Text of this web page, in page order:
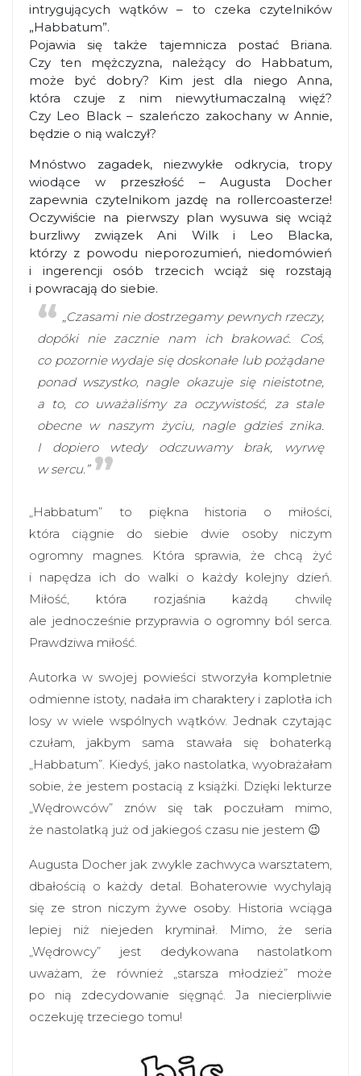
intrygujących wątków – to czeka czytelników
„Habbatum”.
Pojawia się także tajemnicza postać Briana.
Czy ten mężczyzna, należący do Habbatum,
może być dobry? Kim jest dla niego Anna,
która czuje z nim niewytłumaczalną więź?
Czy Leo Black – szaleńczo zakochany w Annie,
będzie o nią walczył?
Mnóstwo zagadek, niezwykłe odkrycia, tropy
wiodące w przeszłość – Augusta Docher
zapewnia czytelnikom jazdę na rollercoasterze!
Oczywiście na pierwszy plan wysuwa się wciąż
burzliwy związek Ani Wilk i Leo Blacka,
którzy z powodu nieporozumień, niedomówień
i ingerencji osób trzecich wciąż się rozstają
i powracają do siebie.
„Czasami nie dostrzegamy pewnych rzeczy,
dopóki nie zacznie nam ich brakować. Coś,
co pozornie wydaje się doskonałe lub pożądane
ponad wszystko, nagle okazuje się nieistotne,
a to, co uważaliśmy za oczywistość, za stale
obecne w naszym życiu, nagle gdzieś znika.
I dopiero wtedy odczuwamy brak, wyrwę
w sercu.”
„Habbatum” to piękna historia o miłości,
która ciągnie do siebie dwie osoby niczym
ogromny magnes. Która sprawia, że chcą żyć
i napędza ich do walki o każdy kolejny dzień.
Miłość, która rozjaśnia każdą chwilę
ale jednocześnie przyprawia o ogromny ból serca.
Prawdziwa miłość.
Autorka w swojej powieści stworzyła kompletnie
odmienne istoty, nadała im charaktery i zaplotła ich
losy w wiele wspólnych wątków. Jednak czytając
czułam, jakbym sama stawała się bohaterką
„Habbatum”. Kiedyś, jako nastolatka, wyobrażałam
sobie, że jestem postacią z książki. Dzięki lekturze
„Wędrowców” znów się tak poczułam mimo,
że nastolatką już od jakiegoś czasu nie jestem 😉
Augusta Docher jak zwykle zachwyca warsztatem,
dbałością o każdy detal. Bohaterowie wychylają
się ze stron niczym żywe osoby. Historia wciąga
lepiej niż niejeden kryminał. Mimo, że seria
„Wędrowcy” jest dedykowana nastolatkom
uważam, że również „starsza młodzież” może
po nią zdecydowanie sięgnąć. Ja niecierpliwie
oczekuję trzeciego tomu!